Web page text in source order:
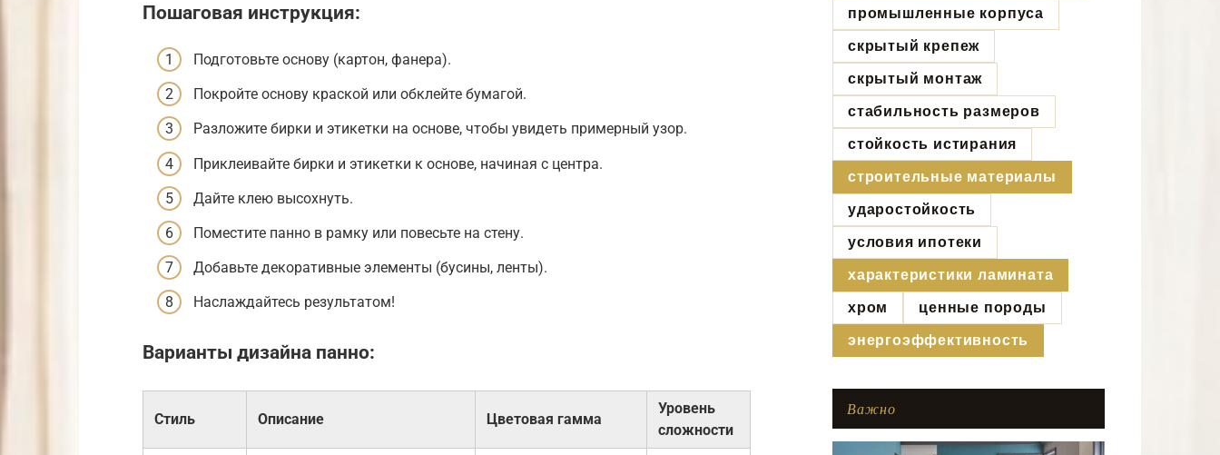
Пошаговая инструкция:
Подготовьте основу (картон, фанера).
Покройте основу краской или обклейте бумагой.
Разложите бирки и этикетки на основе, чтобы увидеть примерный узор.
Приклеивайте бирки и этикетки к основе, начиная с центра.
Дайте клею высохнуть.
Поместите панно в рамку или повесьте на стену.
Добавьте декоративные элементы (бусины, ленты).
Наслаждайтесь результатом!
Варианты дизайна панно:
Стиль Описание Цветовая гамма
Уровень
сложности
промышленные корпуса
скрытый крепеж
скрытый монтаж
стабильность размеров
стойкость истирания
строительные материалы
ударостойкость
условия ипотеки
характеристики ламината
хром ценные породы
энергоэффективность
Важно